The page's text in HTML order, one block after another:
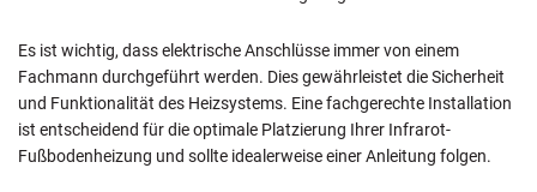
Es ist wichtig, dass elektrische Anschlüsse immer von einem
Fachmann durchgeführt werden. Dies gewährleistet die Sicherheit
und Funktionalität des Heizsystems. Eine fachgerechte Installation
ist entscheidend für die optimale Platzierung Ihrer Infrarot-
Fußbodenheizung und sollte idealerweise einer Anleitung folgen.